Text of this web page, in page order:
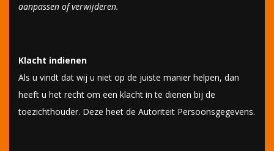
aanpassen of verwijderen.
Klacht indienen
Als u vindt dat wij u niet op de juiste manier helpen, dan
heeft u het recht om een klacht in te dienen bij de
toezichthouder. Deze heet de Autoriteit Persoonsgegevens.